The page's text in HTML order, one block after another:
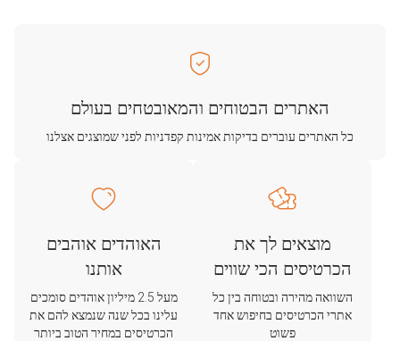
האתרים הבטוחים והמאובטחים בעולם
כל האתרים עוברים בדיקות אמינות קפדניות לפני שמוצגים אצלנו
מוצאים לך את
הכרטיסים הכי שווים
השוואה מהירה ובטוחה בין כל
אתרי הכרטיסים בחיפוש אחד
פשוט
האוהדים אוהבים
אותנו
מעל 2.5 מיליון אוהדים סומכים
עלינו בכל שנה שנמצא להם את
הכרטיסים במחיר הטוב ביותר